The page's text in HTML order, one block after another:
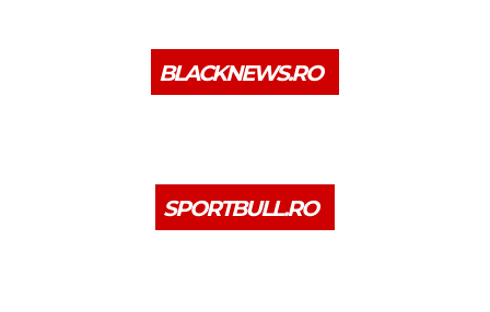
BLACKNEWS.RO
SPORTBULL.RO